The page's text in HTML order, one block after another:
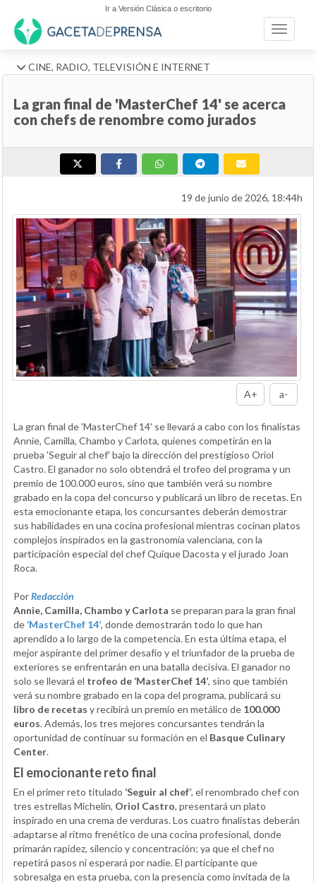
Ir a Versión Clásica o escritorio
Toggle
CINE, RADIO, TELEVISIÓN E INTERNET
La gran final de 'MasterChef 14' se acerca
con chefs de renombre como jurados
19 de junio de 2026, 18:44h
A+ a-
La gran final de 'MasterChef 14' se llevará a cabo con los finalistas
Annie, Camilla, Chambo y Carlota, quienes competirán en la
prueba 'Seguir al chef' bajo la dirección del prestigioso Oriol
Castro. El ganador no solo obtendrá el trofeo del programa y un
premio de 100.000 euros, sino que también verá su nombre
grabado en la copa del concurso y publicará un libro de recetas. En
esta emocionante etapa, los concursantes deberán demostrar
sus habilidades en una cocina profesional mientras cocinan platos
complejos inspirados en la gastronomía valenciana, con la
participación especial del chef Quique Dacosta y el jurado Joan
Roca.
PorRedacción
Annie, Camilla, Chambo y Carlota se preparan para la gran final
de ‘MasterChef 14’, donde demostrarán todo lo que han
aprendido a lo largo de la competencia. En esta última etapa, el
mejor aspirante del primer desafío y el triunfador de la prueba de
exteriores se enfrentarán en una batalla decisiva. El ganador no
solo se llevará el trofeo de ‘MasterChef 14’, sino que también
verá su nombre grabado en la copa del programa, publicará su
libro de recetas y recibirá un premio en metálico de 100.000
euros. Además, los tres mejores concursantes tendrán la
oportunidad de continuar su formación en el Basque Culinary
Center.
El emocionante reto final
En el primer reto titulado ‘Seguir al chef’, el renombrado chef con
tres estrellas Michelin, Oriol Castro, presentará un plato
inspirado en una crema de verduras. Los cuatro finalistas deberán
adaptarse al ritmo frenético de una cocina profesional, donde
primarán rapidez, silencio y concentración; ya que el chef no
repetirá pasos ni esperará por nadie. El participante que
sobresalga en esta prueba, con la presencia como invitada de la